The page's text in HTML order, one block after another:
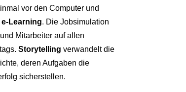
vor den Computer und
e-Learning. Die Jobsimulation
Mitarbeiter auf allen
Storytelling verwandelt die
deren Aufgaben die
sicherstellen.